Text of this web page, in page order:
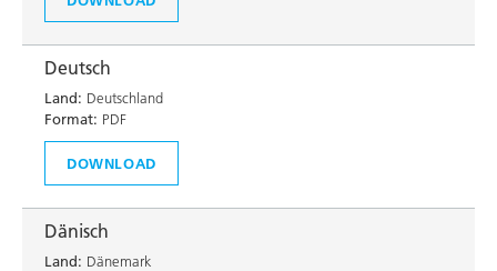
Deutsch
Land: Deutschland
Format: PDF
DOWNLOAD
Dänisch
Land: Dänemark